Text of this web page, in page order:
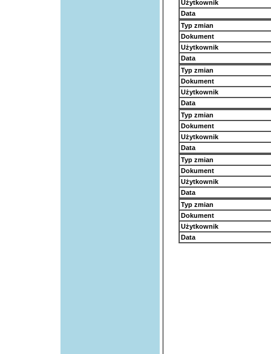
Użytkownik
Data
Typ zmian
Dokument
Użytkownik
Data
Typ zmian
Dokument
Użytkownik
Data
Typ zmian
Dokument
Użytkownik
Data
Typ zmian
Dokument
Użytkownik
Data
Typ zmian
Dokument
Użytkownik
Data